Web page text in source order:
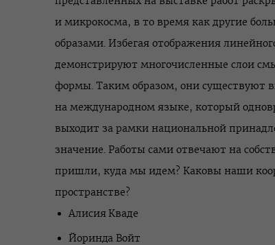
и микрокосма, в то время как другие
образами. Избегая отображения
демонстрируют многочисленные слои
формы. Таким образом, они существуют
на международном языке, который
выходит за рамки национальной
значение. Работы сами отвечают на
пришли, куда мы идем? Каковы наши
пространстве?
Алисия Кваде
Йоринда Войт